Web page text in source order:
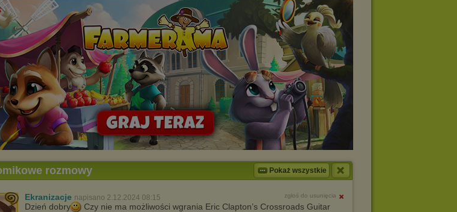
zmiany ustawień przeglądarki internetowej w
przechowywanie plików cookies na
Można również usunąć pliki cookies,
zmian w ustawieniach przeglądarki
na ten temat znajdziesz pod adresem
.
rozmowy Pokaż wszystkie
Ekranizacje napisano 2.12.2024 08:15 zgłoś do usunięcia
Dzień dobry
Czy nie ma możliwości wgrania Eric Clapton’s Crossroads Guitar